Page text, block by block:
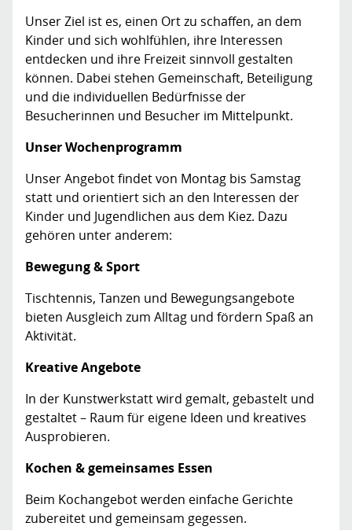
Unser Ziel ist es, einen Ort zu schaffen, an dem
Kinder und sich wohlfühlen, ihre Interessen
entdecken und ihre Freizeit sinnvoll gestalten
können. Dabei stehen Gemeinschaft, Beteiligung
und die individuellen Bedürfnisse der
Besucherinnen und Besucher im Mittelpunkt.
Unser Wochenprogramm
Unser Angebot findet von Montag bis Samstag
statt und orientiert sich an den Interessen der
Kinder und Jugendlichen aus dem Kiez. Dazu
gehören unter anderem:
Bewegung & Sport
Tischtennis, Tanzen und Bewegungsangebote
bieten Ausgleich zum Alltag und fördern Spaß an
Aktivität.
Kreative Angebote
In der Kunstwerkstatt wird gemalt, gebastelt und
gestaltet – Raum für eigene Ideen und kreatives
Ausprobieren.
Kochen & gemeinsames Essen
Beim Kochangebot werden einfache Gerichte
zubereitet und gemeinsam gegessen.